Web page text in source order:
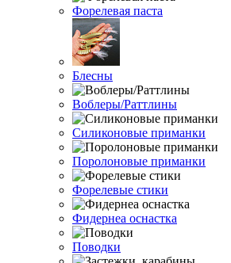
Форелевая паста
Блесны
Воблеры/Раттлины
Силиконовые приманки
Поролоновые приманки
Форелевые стики
Фидернеа оснастка
Поводки